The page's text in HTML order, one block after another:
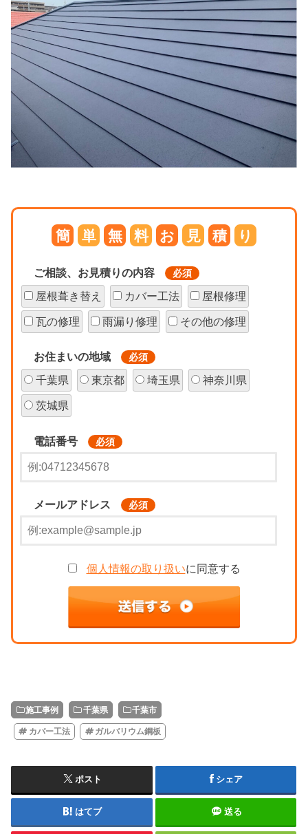
簡 単 無 料 お 見 積 り
ご相談、お見積りの内容 必須
屋根葺き替え カバー工法 屋根修理
瓦の修理 雨漏り修理 その他の修理
お住まいの地域 必須
千葉県 東京都 埼玉県 神奈川県
茨城県
電話番号 必須
メールアドレス 必須
個人情報の取り扱いに同意する
施工事例 千葉県 千葉市
カバー工法 ガルバリウム鋼板
ポスト シェア
はてブ 送る